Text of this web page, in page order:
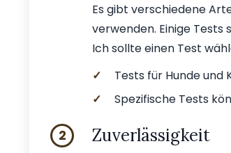
Es gibt verschiedene
verwenden. Einige Tests
Ich sollte einen Test
✓
Tests für Hunde und
✓
Spezifische Tests
2 Zuverlässigkeit